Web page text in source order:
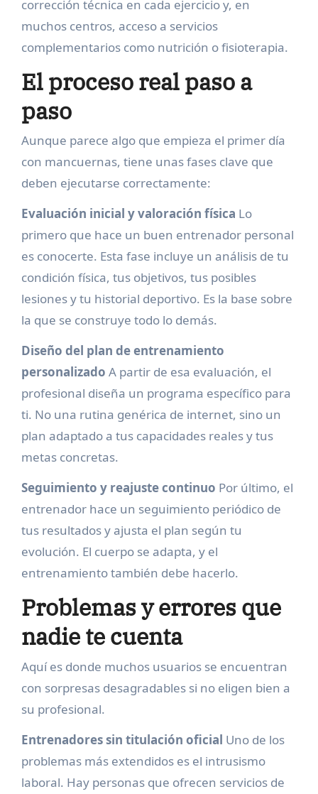
corrección técnica en cada ejercicio y, en
muchos centros, acceso a servicios
complementarios como nutrición o fisioterapia.
El proceso real paso a
paso
Aunque parece algo que empieza el primer día
con mancuernas, tiene unas fases clave que
deben ejecutarse correctamente:
Evaluación inicial y valoración física Lo
primero que hace un buen entrenador personal
es conocerte. Esta fase incluye un análisis de tu
condición física, tus objetivos, tus posibles
lesiones y tu historial deportivo. Es la base sobre
la que se construye todo lo demás.
Diseño del plan de entrenamiento
personalizado A partir de esa evaluación, el
profesional diseña un programa específico para
ti. No una rutina genérica de internet, sino un
plan adaptado a tus capacidades reales y tus
metas concretas.
Seguimiento y reajuste continuo Por último, el
entrenador hace un seguimiento periódico de
tus resultados y ajusta el plan según tu
evolución. El cuerpo se adapta, y el
entrenamiento también debe hacerlo.
Problemas y errores que
nadie te cuenta
Aquí es donde muchos usuarios se encuentran
con sorpresas desagradables si no eligen bien a
su profesional.
Entrenadores sin titulación oficial Uno de los
problemas más extendidos es el intrusismo
laboral. Hay personas que ofrecen servicios de